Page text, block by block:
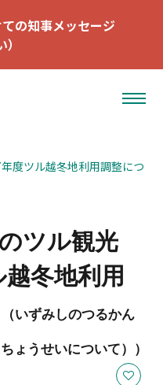
の知事メッセージ
度ツル越冬地利用調整につ
ツル観光
越冬地利用
（いずみしのつるかん
ょうせいについて））